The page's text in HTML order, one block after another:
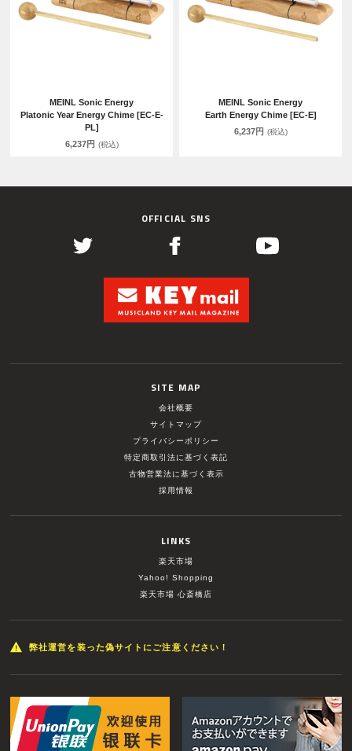
MEINL Sonic Energy
Platonic Year Energy Chime [EC-E-
PL]
6,237円 (税込)
MEINL Sonic Energy
Earth Energy Chime [EC-E]
6,237円 (税込)
OFFICIAL SNS
SITE MAP
会社概要
サイトマップ
プライバシーポリシー
特定商取引法に基づく表記
古物営業法に基づく表示
採用情報
LINKS
楽天市場
Yahoo! Shopping
楽天市場 心斎橋店
弊社運営を装った偽サイトにご注意ください！